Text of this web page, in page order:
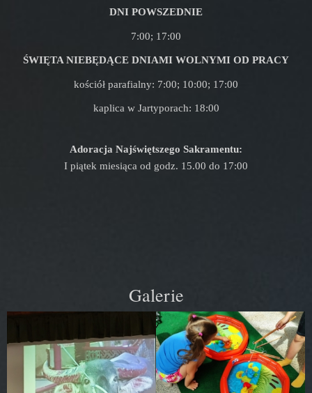
DNI POWSZEDNIE
7:00; 17:00
ŚWIĘTA NIEBĘDĄCE DNIAMI WOLNYMI OD PRACY
kościół parafialny: 7:00; 10:00; 17:00
kaplica w Jartyporach: 18:00
Adoracja Najświętszego Sakramentu:
I piątek miesiąca od godz. 15.00 do 17:00
Galerie